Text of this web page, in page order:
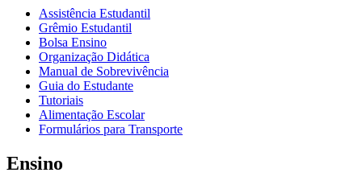
Assistência Estudantil
Grêmio Estudantil
Bolsa Ensino
Organização Didática
Manual de Sobrevivência
Guia do Estudante
Tutoriais
Alimentação Escolar
Formulários para Transporte
Ensino